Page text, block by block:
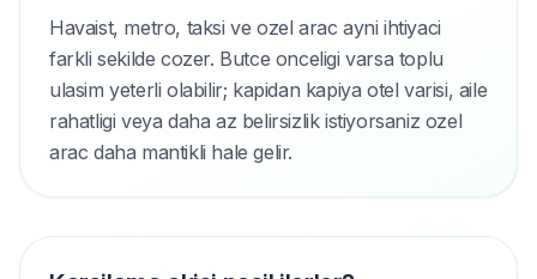
Havaist, metro, taksi ve ozel arac ayni ihtiyaci
farkli sekilde cozer. Butce onceligi varsa toplu
ulasim yeterli olabilir; kapidan kapiya otel varisi, aile
rahatligi veya daha az belirsizlik istiyorsaniz ozel
arac daha mantikli hale gelir.